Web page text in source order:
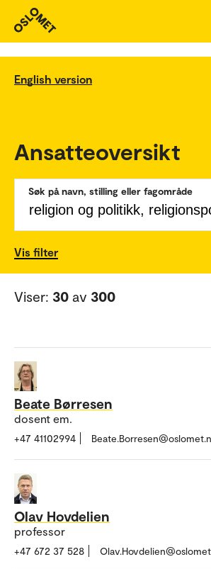
English version
Ansatteoversikt
Søk på navn, stilling eller fagområde
Vis filter
Viser: 30 av 300
Beate Børresen
dosent em.
+47 41102994
Olav Hovdelien
professor
+47 672 37 528